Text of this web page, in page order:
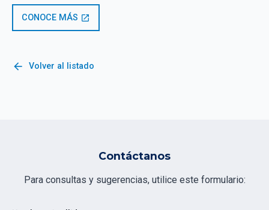
CONOCE MÁS open_in_new
arrow_back Volver al listado
Contáctanos
Para consultas y sugerencias, utilice este formulario: